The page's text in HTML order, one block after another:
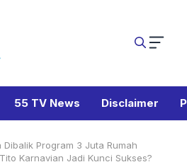
55 TV News Disclaimer
Dibalik Program 3 Juta Rumah
Karnavian Jadi Kunci Sukses?